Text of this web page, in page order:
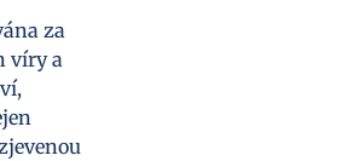
za
víry a